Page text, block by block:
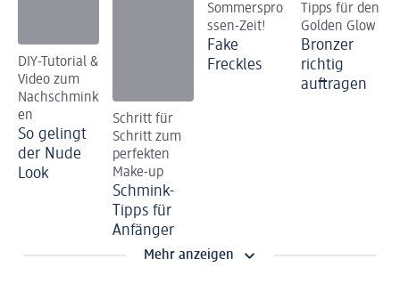
DIY-Tutorial &
Video zum
Nachschmink
en
So gelingt
der Nude
Look
Schritt für
Schritt zum
perfekten
Make-up
Schmink-
Tipps für
Anfänger
Sommerspro
ssen-Zeit!
Fake
Freckles
Tipps für den
Golden Glow
Bronzer
richtig
auftragen
Mehr anzeigen